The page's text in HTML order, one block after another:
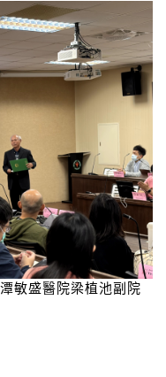
敏盛醫院梁植池副院